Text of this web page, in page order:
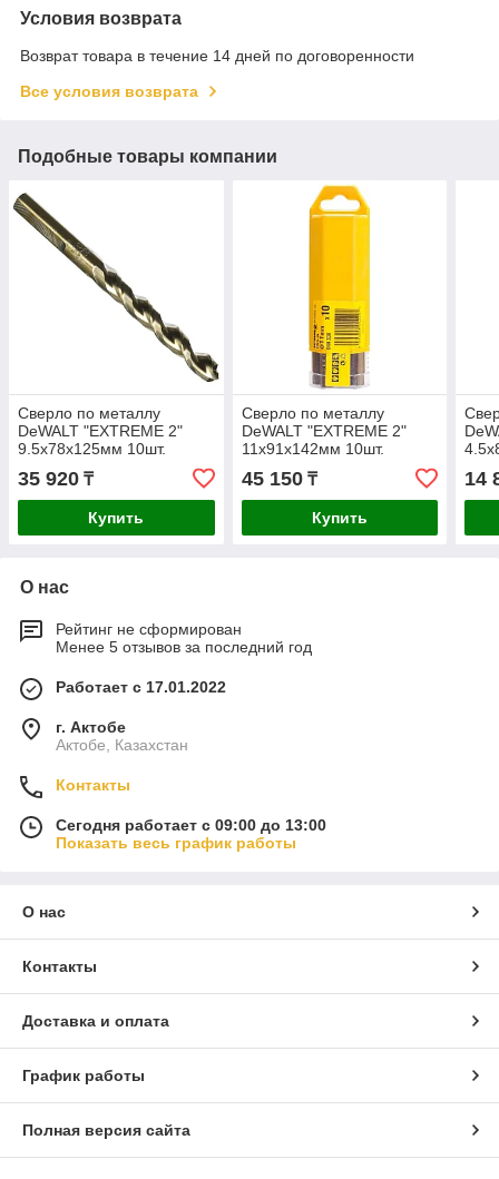
Условия возврата
Возврат товара в течение 14 дней по договоренности
Все условия возврата
Подобные товары компании
Сверло по металлу
DeWALT "EXTREME 2"
9.5х78х125мм 10шт.
DT5556-QZ
35 920 ₸
Купить
Сверло по металлу
DeWALT "EXTREME 2"
11х91х142мм 10шт.
DT5559-QZ
45 150₸
Купить
14
О нас
Рейтинг не сформирован
Менее 5 отзывов за последний год
Работает с 17.01.2022
г. Актобе
Актобе, Казахстан
Контакты
Сегодня работает с 09:00 до 13:00
Показать весь график работы
О нас
Контакты
Доставка и оплата
График работы
Полная версия сайта